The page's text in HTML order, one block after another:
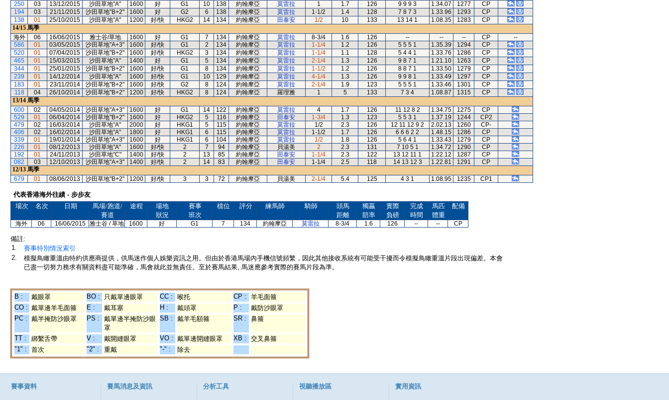
250
03 13/12/2015 沙田草地"A" 1600 好 G1 10 138 約翰摩亞 莫雷拉 1 1.7 126 9 9 9 3 1.34.07 1277
CP
194
03 21/11/2015 沙田草地"B+2" 1600 好 G2 6 138 約翰摩亞 莫雷拉 1-1/2 1.4 128 7 8 7 3 1.33.96 1293
CP
138
01 25/10/2015 沙田草地"A" 1200 好/快 HKG2 14 134 約翰摩亞 田泰安 1/2 10 133 13 14 1 1.08.35 1283
CP
14/15 馬季
海外
06 16/06/2015 雅士谷/草地 1600 好 G1 7 134 約翰摩亞 莫雷拉 8-3/4 1.6 126 -- -- -- CP
--
586
01 03/05/2015 沙田草地"A+3" 1600 好/快 G1 2 134 約翰摩亞 莫雷拉 1-1/4 1.2 126 5 5 5 1 1.35.39 1294
CP
520
01 07/04/2015 沙田草地"B+2" 1600 好/快 HKG2 3 134 約翰摩亞 莫雷拉 1-1/4 1.1 128 5 4 4 1 1.33.76 1286
CP
465
01 15/03/2015 沙田草地"A" 1400 好 G1 5 134 約翰摩亞 莫雷拉 2-1/4 1.3 126 9 8 7 1 1.21.10 1263
CP
344
01 25/01/2015 沙田草地"B+2" 1600 好/快 G1 8 134 約翰摩亞 莫雷拉 1-1/2 1.2 126 8 8 7 1 1.33.50 1279
CP
239
01 14/12/2014 沙田草地"A" 1600 好/快 G1 10 129 約翰摩亞 莫雷拉 4-1/4 1.3 126 9 9 8 1 1.33.49 1297
CP
183
01 23/11/2014 沙田草地"B+2" 1600 好/快 G2 8 124 約翰摩亞 莫雷拉 2-1/4 1.9 123 5 5 5 1 1.33.46 1301
CP
118
04 26/10/2014 沙田草地"B+2" 1200 好/快 HKG2 8 124 約翰摩亞 羅理雅 1 5 133 7 3 4 1.08.87 1315
CP
13/14 馬季
600
02 04/05/2014 沙田草地"A+3" 1600 好 G1 14 122 約翰摩亞 莫雷拉 4 1.7 126 11 12 8 2 1.34.75 1275
CP
529
01 06/04/2014 沙田草地"B+2" 1600 好 HKG2 5 116 約翰摩亞 田泰安 1-3/4 1.3 123 5 5 3 1 1.37.19 1244
CP2
479
02 16/03/2014 沙田草地"A" 2000 好 HKG1 5 115 約翰摩亞 莫雷拉 1/2 2.3 126 12 11 12 9 2 2.02.13 1260
CP-
406
02 16/02/2014 沙田草地"A" 1800 好 HKG1 6 115 約翰摩亞 莫雷拉 1-1/2 1.7 126 6 6 6 2 2 1.48.15 1286
CP
339
01 19/01/2014 沙田草地"A+3" 1600 好 HKG1 6 104 約翰摩亞 莫雷拉 1/2 1.8 126 5 6 4 1 1.33.43 1279
CP
226
01 08/12/2013 沙田草地"A" 1600 好/快 2 7 94 約翰摩亞 貝湯美 2 2.3 131 7 10 5 1 1.34.72 1290
CP
192
01 24/11/2013 沙田草地"C" 1400 好/快 2 13 85 約翰摩亞 田泰安 1-1/4 2.3 122 13 12 11 1 1.22.12 1287
CP
082
03 12/10/2013 沙田草地"A+3" 1400 好/快 2 14 83 約翰摩亞 田泰安 1-1/4 2.5 118 14 13 12 3 1.22.81 1291
CP
12/13 馬季
679
01 08/06/2013 沙田草地"B+2" 1200 好/快 3 3 72 約翰摩亞 貝湯美 2-1/4 5.4 125 4 3 1 1.08.95 1235 CP1
代表香港海外往績 - 步步友
場次
名次 日期
馬場/跑道/
賽道
途程
場地
狀況
賽事
班次
檔位 評分 練馬師 騎師
頭馬
距離
獨贏
賠率
實際
負磅
完成
時間
馬匹
體重
配備
海外 06 16/06/2015 雅士谷 / 草地 1600 好 G1 7 134 約翰摩亞 莫雷拉 8-3/4 1.6 126 -- -- CP
備註:
1.
賽事特別情況索引
2.
模擬鳥瞰重溫由特約供應商提供，供馬迷作個人娛樂資訊之用。但由於香港馬場內手機信號頻繁，因此其他接收系統有可能受干擾而令模擬鳥瞰重溫片段出現偏差。本會
已盡一切努力務求有關資料盡可能準確，馬會就此並無責任。至於賽馬結果, 馬迷應參考實際的賽馬片段為準。
B : 戴眼罩 BO : 只戴單邊眼罩 CC : 喉托 CP :
羊毛面箍
CO : 戴單邊羊毛面箍 E : 戴耳塞 H : 戴頭罩 P :
戴防沙眼罩
PC : 戴半掩防沙眼罩 PS :
戴單邊半掩防沙眼
罩
SB : 戴羊毛額箍 SR : 鼻箍
TT : 綁繫舌帶 V : 戴開縫眼罩 VO : 戴單邊開縫眼罩 XB :
交叉鼻箍
"1" :
首次 "2" : 重戴 "-" : 除去
賽事資料 賽馬消息及資訊 分析工具 視聽播放區 實用資訊